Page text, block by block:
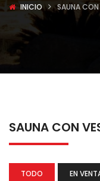
INICIO SAUNA CON
SAUNA CON
TODO EN